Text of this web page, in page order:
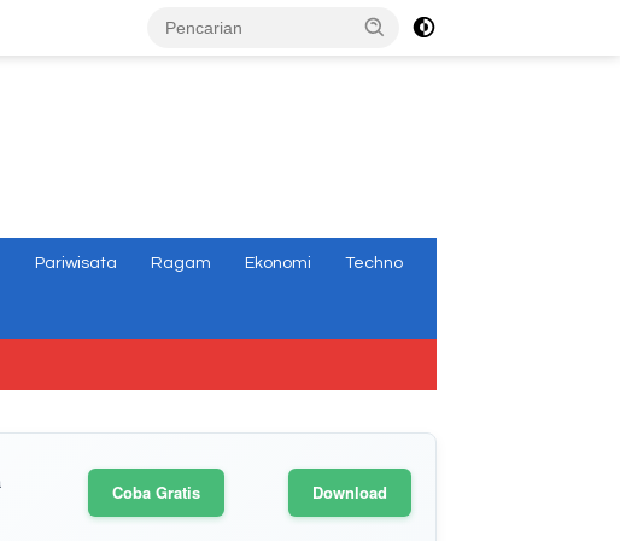
Pariwisata Ragam Ekonomi Techno
Coba Gratis Download